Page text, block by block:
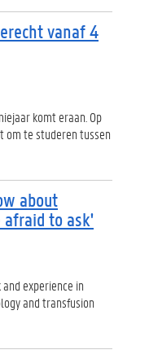
vanaf 4
komt eraan. Op
om te studeren tussen
about
afraid to ask'
experience in
and transfusion